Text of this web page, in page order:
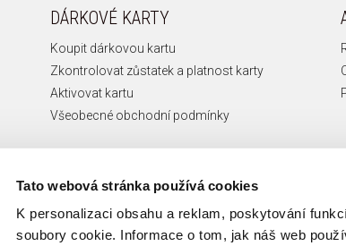
Tato webová stránka používá cookies
K personalizaci obsahu a reklam, poskytování
soubory cookie. Informace o tom, jak náš web
DÁRKOVÉ KARTY
Koupit dárkovou kartu
Zkontrolovat zůstatek a platnost karty
Aktivovat kartu
Všeobecné obchodní podmínky